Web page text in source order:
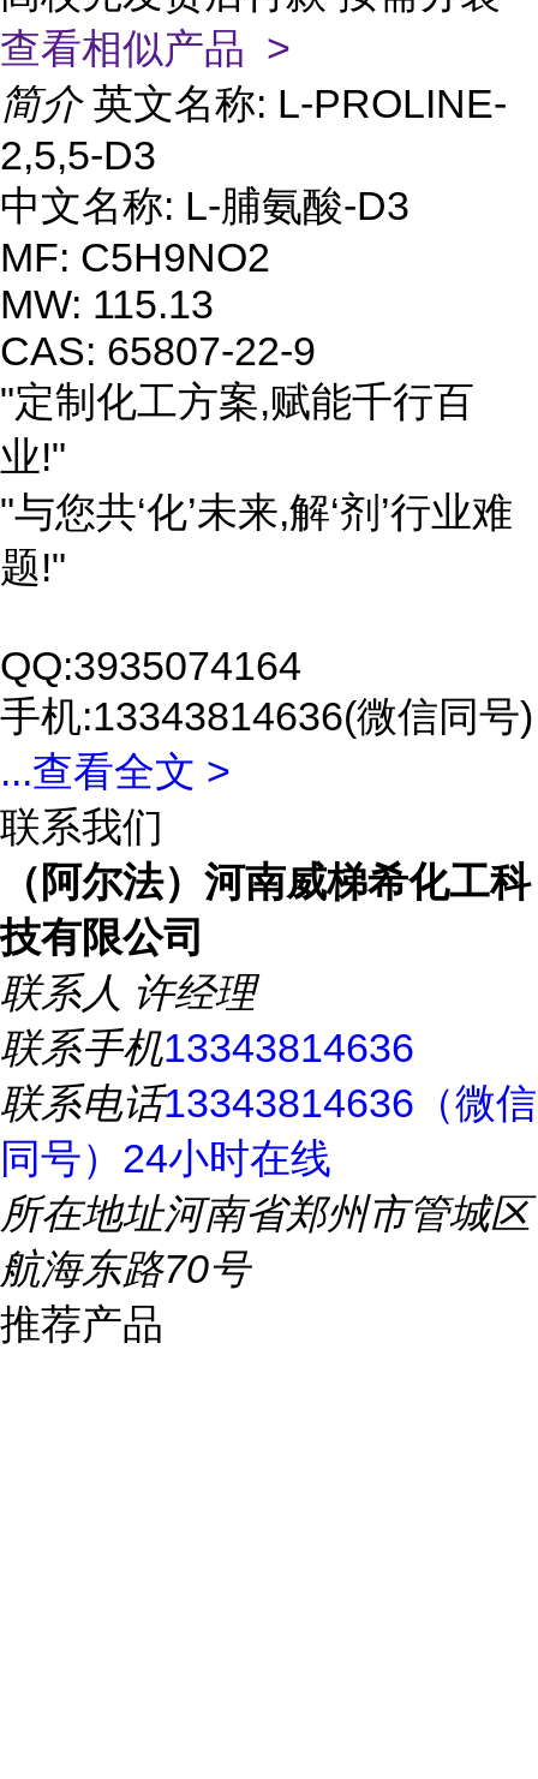
查看相似产品 >
简介 英文名称: L-PROLINE-
2,5,5-D3
中文名称: L-脯氨酸-D3
MF: C5H9NO2
MW: 115.13
CAS: 65807-22-9
"定制化工方案,赋能千行百
业!"
"与您共‘化’未来,解‘剂’行业难
题!"
QQ:3935074164
手机:13343814636(微信同号)
...查看全文 >
联系我们
（阿尔法）河南威梯希化工科
技有限公司
联系人 许经理
联系手机13343814636
联系电话13343814636（微信
同号）24小时在线
所在地址河南省郑州市管城区
航海东路70号
推荐产品